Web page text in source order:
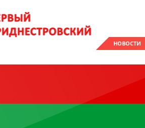
НОВОСТИ